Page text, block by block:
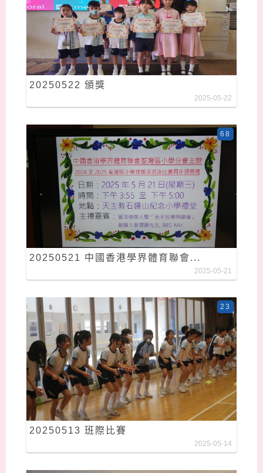
20250522 頒獎
2025-05-22
20250521 中國香港學界體育聯會...
68
2025-05-21
20250513 班際比賽
23
2025-05-14